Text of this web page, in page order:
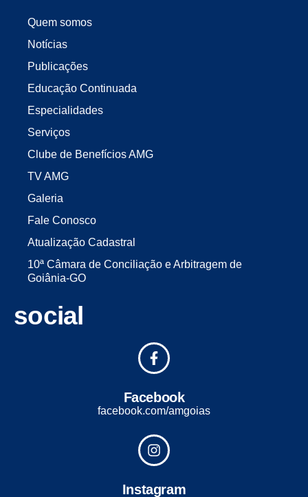
Quem somos
Notícias
Publicações
Educação Continuada
Especialidades
Serviços
Clube de Benefícios AMG
TV AMG
Galeria
Fale Conosco
Atualização Cadastral
10ª Câmara de Conciliação e Arbitragem de
Goiânia-GO
social
Facebook
facebook.com/amgoias
Instagram